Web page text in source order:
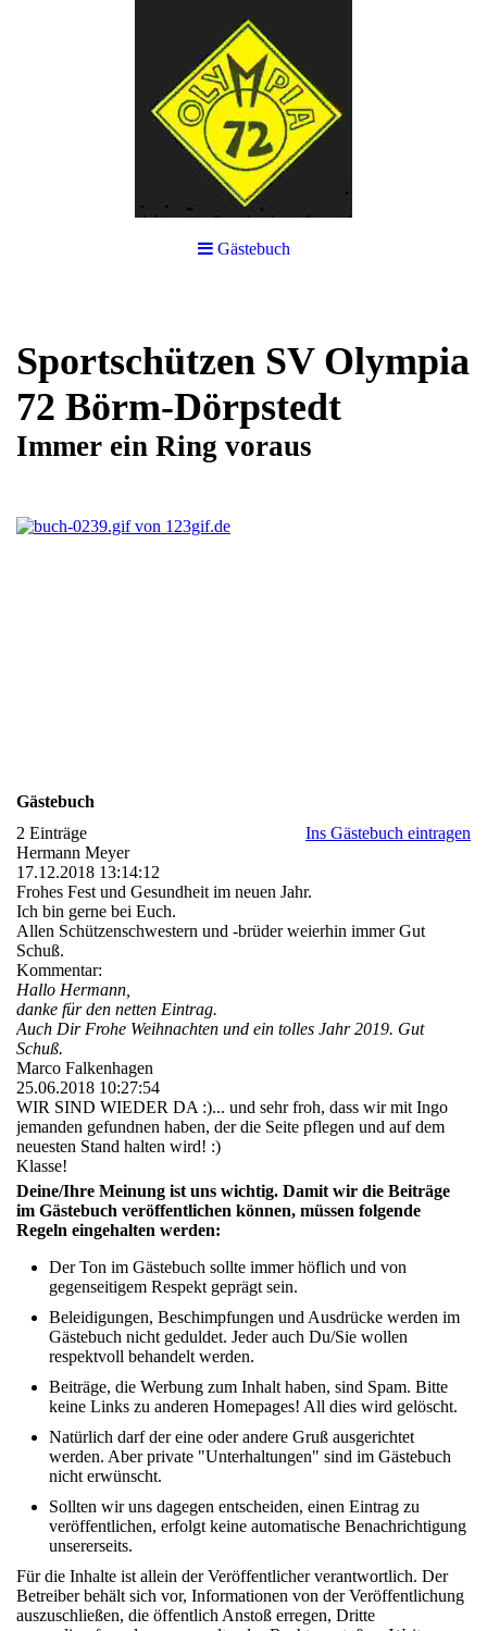
Gästebuch
Sportschützen SV Olympia
72 Börm-Dörpstedt
Immer ein Ring voraus
Gästebuch
2 Einträge
Ins Gästebuch eintragen
Hermann Meyer
17.12.2018 13:14:12
Frohes Fest und Gesundheit im neuen Jahr.
Ich bin gerne bei Euch.
Allen Schützenschwestern und -brüder weierhin immer Gut
Schuß.
Kommentar:
Hallo Hermann,
danke für den netten Eintrag.
Auch Dir Frohe Weihnachten und ein tolles Jahr 2019. Gut
Schuß.
Marco Falkenhagen
25.06.2018 10:27:54
WIR SIND WIEDER DA :)... und sehr froh, dass wir mit Ingo
jemanden gefundnen haben, der die Seite pflegen und auf dem
neuesten Stand halten wird! :)
Klasse!
Deine/Ihre Meinung ist uns wichtig. Damit wir die Beiträge
im Gästebuch veröffentlichen können, müssen folgende
Regeln eingehalten werden:
Der Ton im Gästebuch sollte immer höflich und von
gegenseitigem Respekt geprägt sein.
Beleidigungen, Beschimpfungen und Ausdrücke werden im
Gästebuch nicht geduldet. Jeder auch Du/Sie wollen
respektvoll behandelt werden.
Beiträge, die Werbung zum Inhalt haben, sind Spam. Bitte
keine Links zu anderen Homepages! All dies wird gelöscht.
Natürlich darf der eine oder andere Gruß ausgerichtet
werden. Aber private "Unterhaltungen" sind im Gästebuch
nicht erwünscht.
Sollten wir uns dagegen entscheiden, einen Eintrag zu
veröffentlichen, erfolgt keine automatische Benachrichtigung
unsererseits.
Für die Inhalte ist allein der Veröffentlicher verantwortlich. Der
Betreiber behält sich vor, Informationen von der Veröffentlichung
auszuschließen, die öffentlich Anstoß erregen, Dritte